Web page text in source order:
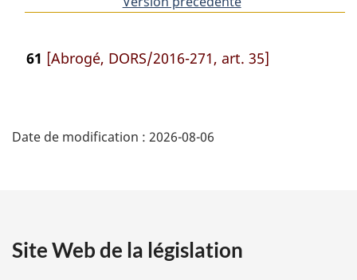
61 [Abrogé, DORS/2016-271, art. 35]
é
i
Date de modification : 2026-08-06
Site Web de la législation